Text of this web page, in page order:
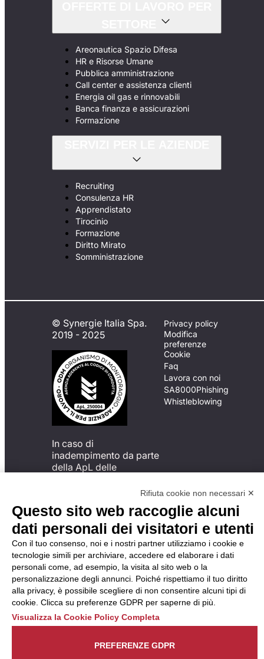
Areonautica Spazio Difesa
HR e Risorse Umane
Pubblica amministrazione
Call center e assistenza clienti
Energia oil gas e rinnovabili
Banca finanza e assicurazioni
Formazione
Recruiting
Consulenza HR
Apprendistato
Tirocinio
Formazione
Diritto Mirato
Somministrazione
© Synergie Italia Spa.
2019 - 2025
In caso di
inadempimento da parte
della ApL delle
del Codice di Condotta, è
possibile presentare un
reclamo
all’Organismo di
Monitoraggio utilizzando
una delle modalità
descritte al seguente
indirizzo web
https://odm-
agenzielavoro.it/reclami/ .
Privacy policy
Modifica
preferenze
Cookie
Faq
Lavora con noi
SA8000Phishing
Whistleblowing
Rifiuta cookie non necessari ✕
Questo sito web raccoglie alcuni
dati personali dei visitatori e utenti
Con il tuo consenso, noi e i nostri partner utilizziamo i cookie e
tecnologie simili per archiviare, accedere ed elaborare i dati
personali come, ad esempio, la visita al sito web o la
personalizzazione degli annunci. Poiché rispettiamo il tuo diritto
alla privacy, è possibile scegliere di non consentire alcuni tipi di
cookie. Clicca su preferenze GDPR per saperne di più.
Visualizza la Cookie Policy Completa
PREFERENZE GDPR